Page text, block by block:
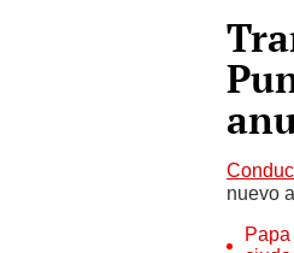
nuevo